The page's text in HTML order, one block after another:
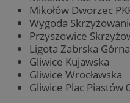
Mikołów Dworzec
Wygoda
Przyszowice
Ligota Zabrska Górna
Gliwice Kujawska
Gliwice Wrocławska
Gliwice Plac Piastów